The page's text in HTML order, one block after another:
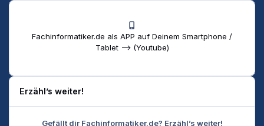
Fachinformatiker.de als APP auf Deinem Smartphone /
Tablet --> (Youtube)
Erzähl’s weiter!
Gefällt dir Fachinformatiker.de? Erzähl’s weiter!